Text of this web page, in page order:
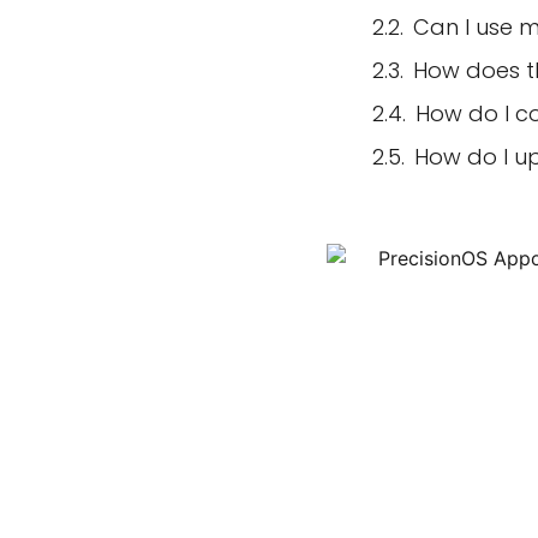
Can I use
How does
How do I
How do I